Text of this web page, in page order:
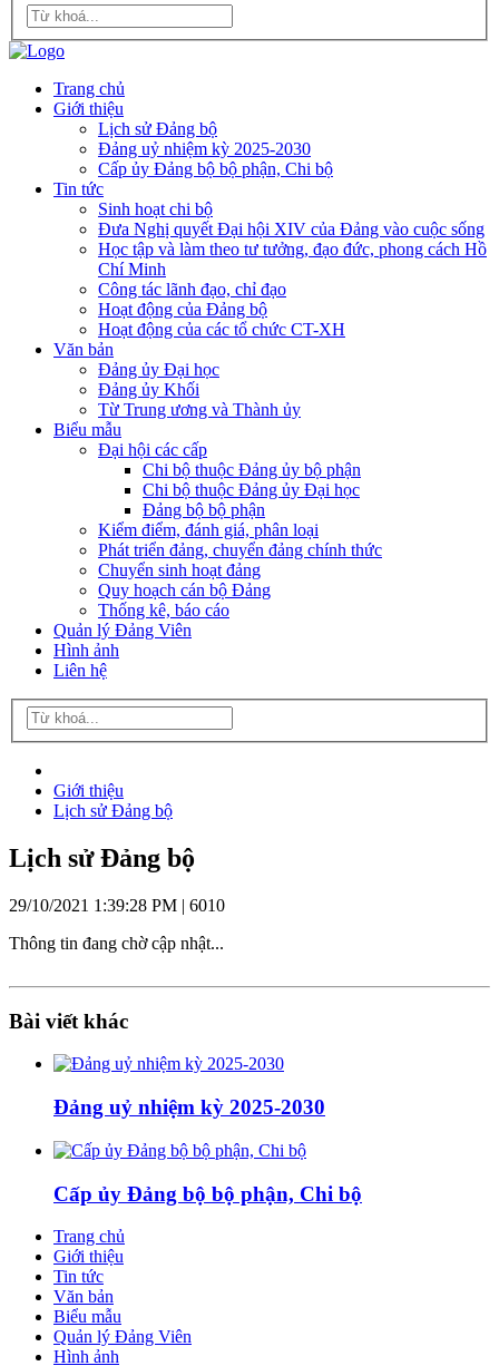
Trang chủ
Giới thiệu
Lịch sử Đảng bộ
Đảng uỷ nhiệm kỳ 2025-2030
Cấp ủy Đảng bộ bộ phận, Chi bộ
Tin tức
Sinh hoạt chi bộ
Đưa Nghị quyết Đại hội XIV của Đảng vào cuộc sống
Học tập và làm theo tư tưởng, đạo đức, phong cách Hồ
Chí Minh
Công tác lãnh đạo, chỉ đạo
Hoạt động của Đảng bộ
Hoạt động của các tổ chức CT-XH
Văn bản
Đảng ủy Đại học
Đảng ủy Khối
Từ Trung ương và Thành ủy
Biểu mẫu
Đại hội các cấp
Chi bộ thuộc Đảng ủy bộ phận
Chi bộ thuộc Đảng ủy Đại học
Đảng bộ bộ phận
Kiểm điểm, đánh giá, phân loại
Phát triển đảng, chuyển đảng chính thức
Chuyển sinh hoạt đảng
Quy hoạch cán bộ Đảng
Thống kê, báo cáo
Quản lý Đảng Viên
Hình ảnh
Liên hệ
Giới thiệu
Lịch sử Đảng bộ
Lịch sử Đảng bộ
29/10/2021 1:39:28 PM | 6010
Thông tin đang chờ cập nhật...
Bài viết khác
Đảng uỷ nhiệm kỳ 2025-2030
Cấp ủy Đảng bộ bộ phận, Chi bộ
Trang chủ
Giới thiệu
Tin tức
Văn bản
Biểu mẫu
Quản lý Đảng Viên
Hình ảnh